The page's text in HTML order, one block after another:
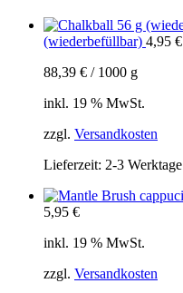
(wiederbefüllbar) 4,95 €
88,39 € / 1000 g
inkl. 19 % MwSt.
zzgl. Versandkosten
Lieferzeit: 2-3 Werktage
5,95 €
inkl. 19 % MwSt.
zzgl. Versandkosten